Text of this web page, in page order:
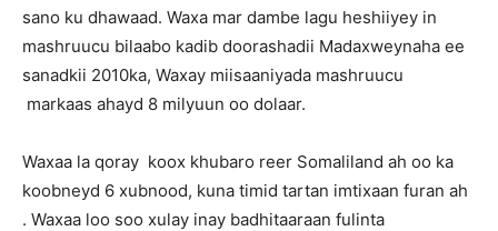
sano ku dhawaad. Waxa mar dambe lagu heshiiyey in
mashruucu bilaabo kadib doorashadii Madaxweynaha ee
sanadkii 2010ka, Waxay miisaaniyada mashruucu
markaas ahayd 8 milyuun oo dolaar.
Waxaa la qoray koox khubaro reer Somaliland ah oo ka
koobneyd 6 xubnood, kuna timid tartan imtixaan furan ah
. Waxaa loo soo xulay inay badhitaaraan fulinta